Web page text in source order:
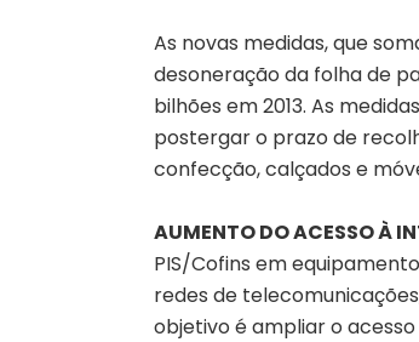
As novas medidas, que
desoneração da folha de
bilhões em 2013. As
postergar o prazo de
confecção, calçados e
AUMENTO DO ACESSO À
PIS/Cofins em
redes de
objetivo é ampliar o